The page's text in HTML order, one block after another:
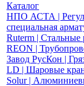
Каталог
НПО АСТА |
специальная
Ruterm | Стальные
REON |
Завод РусКон |
LD | Шаровые
Solur |